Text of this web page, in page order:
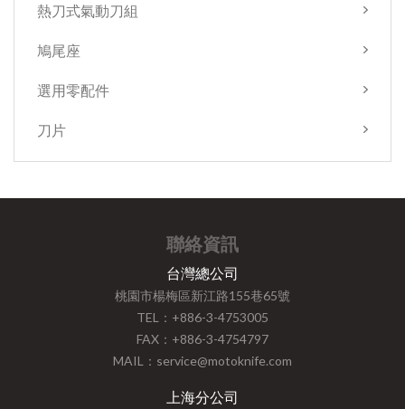
熱刀式氣動刀組
鳩尾座
選用零配件
刀片
聯絡資訊
台灣總公司
桃園市楊梅區新江路155巷65號
TEL：+886-3-4753005
FAX：+886-3-4754797
MAIL：service@motoknife.com
上海分公司